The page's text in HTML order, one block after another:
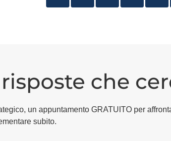
che
un appuntamento GRATUITO per
subito.